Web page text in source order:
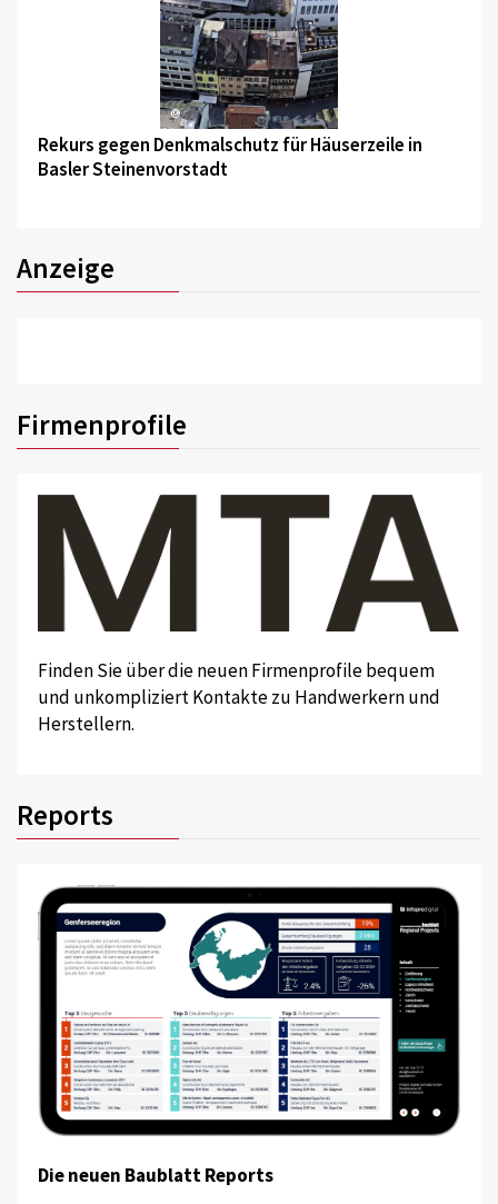
©
Rekurs gegen Denkmalschutz für Häuserzeile in
Basler Steinenvorstadt
Anzeige
Firmenprofile
Finden Sie über die neuen Firmenprofile bequem
und unkompliziert Kontakte zu Handwerkern und
Herstellern.
Reports
Die neuen Baublatt Reports